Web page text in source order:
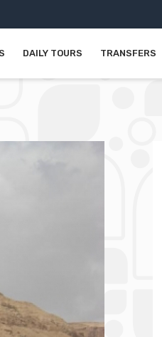
DAILY TOURS TRANSFERS